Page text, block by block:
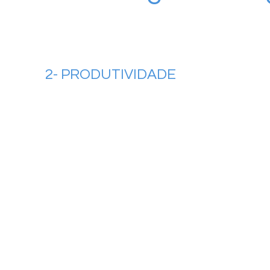
2- PRODUTIVIDADE